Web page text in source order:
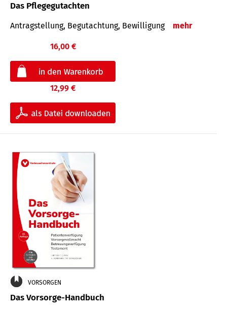
Das Pflegegutachten
Antragstellung, Begutachtung, Bewilligung mehr
16,00 €
12,99 €
VORSORGEN
Das Vorsorge-Handbuch